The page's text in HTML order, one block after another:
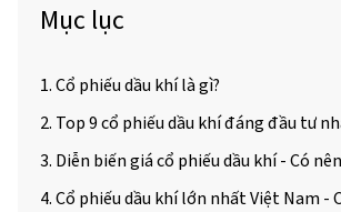
Mục lục
1. Cổ phiếu dầu khí là gì?
2. Top 9 cổ phiếu dầu khí đáng đầu tư
3. Diễn biến giá cổ phiếu dầu khí - Có
4. Cổ phiếu dầu khí lớn nhất Việt Nam -